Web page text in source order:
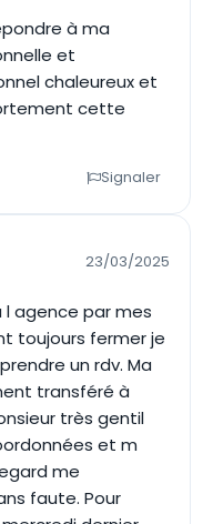
à ma
et
chaleureux et
cette
Signaler
23/03/2025
l agence par mes
toujours fermer je
un rdv. Ma
transféré à
très gentil
et m
me
faute. Pour